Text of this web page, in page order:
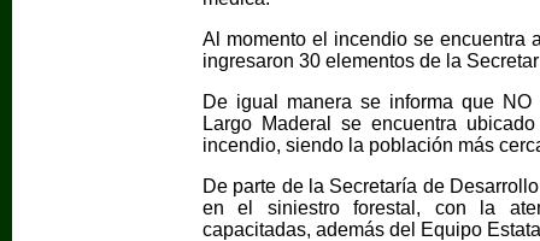
Al momento el incendio se encuentra
ingresaron 30 elementos de la
De igual manera se informa que
Largo Maderal se encuentra
incendio, siendo la población más
De parte de la Secretaría de
en el siniestro forestal, con la
capacitadas, además del Equipo